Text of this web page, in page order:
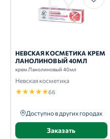
НЕВСКАЯ КОСМЕТИКА КРЕМ
ЛАНОЛИНОВЫЙ 40МЛ
крем Ланолиновый 40мл
Невская косметика
★★★★★66
Доступно в других городах
Заказать